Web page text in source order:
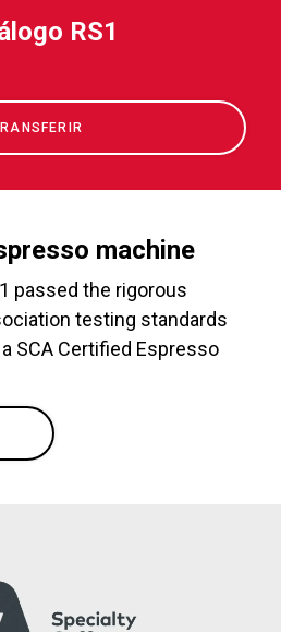
RS1
machine
passed the rigorous
testing standards
SCA Certified Espresso